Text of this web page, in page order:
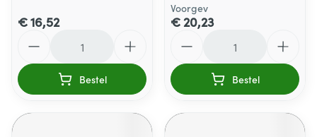
€ 16,52
Bestel
Voorgev
€ 20,23
Bestel